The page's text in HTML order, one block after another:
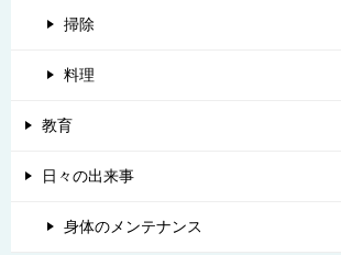
掃除
料理
教育
日々の出来事
身体のメンテナンス